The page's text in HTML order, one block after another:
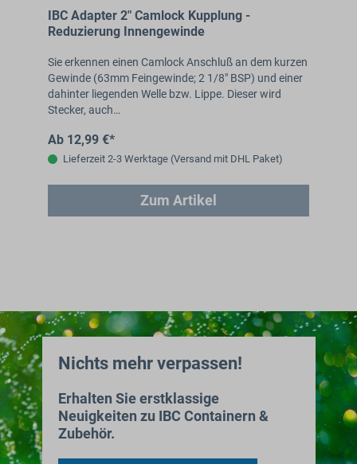
IBC Adapter 2" Camlock Kupplung -
Reduzierung Innengewinde
Sie erkennen einen Camlock Anschluß an dem kurzen
Gewinde (63mm Feingewinde; 2 1/8" BSP) und einer
dahinter liegenden Welle bzw. Lippe. Dieser wird
Stecker, auch…
Ab 12,99 €*
Lieferzeit 2-3 Werktage (Versand mit DHL Paket)
Zum Artikel
Nichts mehr verpassen!
Erhalten Sie erstklassige
Neuigkeiten zu IBC Containern &
Zubehör.